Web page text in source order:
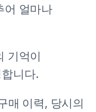
어 얼마나
기억이
니다.
매 이력, 당시의